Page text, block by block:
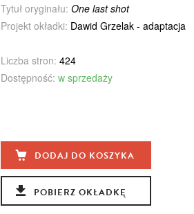
Tytuł oryginału: One last shot
Projekt okładki: Dawid Grzelak - adaptacja
Liczba stron: 424
Dostępność: w sprzedaży
DODAJ DO KOSZYKA
POBIERZ OKŁADKĘ